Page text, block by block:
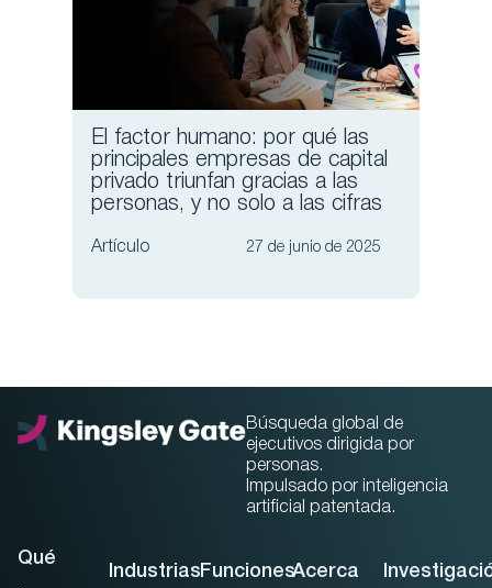
El factor humano: por qué las
principales empresas de capital
privado triunfan gracias a las
personas, y no solo a las cifras
Artículo 27 de junio de 2025
Búsqueda global de
ejecutivos dirigida por
personas.
Impulsado por inteligencia
artificial patentada.
Qué
IndustriasFuncionesAcerca